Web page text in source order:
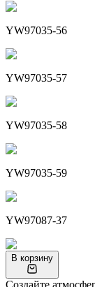
YW97035-56
YW97035-57
YW97035-58
YW97035-59
YW97087-37
В корзину